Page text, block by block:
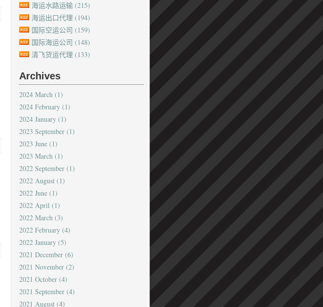
海运水路运输 (215)
海运出口代理 (194)
国际空运公司 (159)
国际海运公司 (148)
清飞货运代理 (133)
Archives
2024 March (1)
2024 February (1)
2024 January (1)
2023 September (1)
2023 June (1)
2023 March (1)
2022 September (1)
2022 August (1)
2022 June (1)
2022 April (1)
2022 March (3)
2022 February (4)
2022 January (5)
2021 December (6)
2021 November (2)
2021 October (4)
2021 September (4)
2021 August (4)